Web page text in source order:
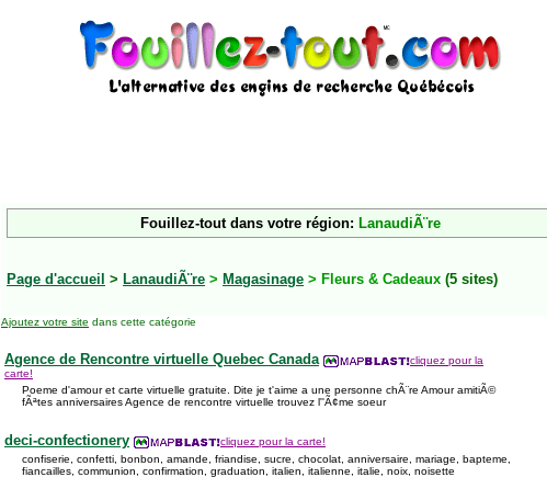
Fouillez-tout dans votre région: LanaudiÃ¨re
Page d'accueil > LanaudiÃ¨re > Magasinage > Fleurs & Cadeaux (5 sites)
Ajoutez votre site dans cette catégorie
Agence de Rencontre virtuelle Quebec Canada
cliquez pour la
carte!
Poeme d'amour et carte virtuelle gratuite. Dite je t'aime a une personne chÃ¨re Amour amitiÃ©
fÃªtes anniversaires Agence de rencontre virtuelle trouvez l''Ã¢me soeur
deci-confectionery
cliquez pour la carte!
confiserie, confetti, bonbon, amande, friandise, sucre, chocolat, anniversaire, mariage, bapteme,
fiancailles, communion, confirmation, graduation, italien, italienne, italie, noix, noisette